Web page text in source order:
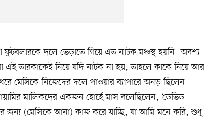
দলে ভেড়াতে গিয়ে এত নাটক মঞ্চস্থ হয়নি। অবশ্য
এই তারকাকেই নিয়ে যদি নাটক না হয়, তাহলে কাকে নিয়ে আর
মেসিকে নিজেদের দলে পাওয়ার ব্যাপারে অনড় ছিলেন
মালিকদের একজন হোর্হে মাস বলেছিলেন, ‘ডেভিড
জন্য (মেসিকে আনা) কাজ করে যাচ্ছি, যা আমি মনে করি, শুধু